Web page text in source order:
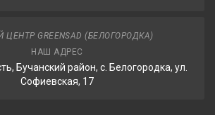
GREENSAD (БЕЛОГОРОДКА)
НАШ АДРЕС
Бучанский район, с. Белогородка, ул.
Софиевская, 17